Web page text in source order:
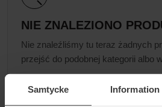
Samtycke Information
NIE ZNALEZIONO
Nie znaleźliśmy tu teraz żadnych
przejść do podobnej kategorii albo
Przejdź do B